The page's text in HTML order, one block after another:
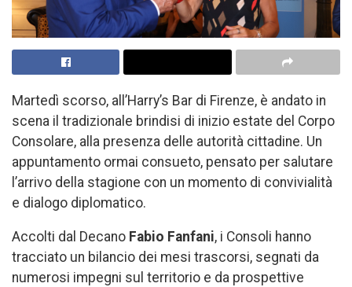
Martedì scorso, all’Harry’s Bar di Firenze, è andato in
scena il tradizionale brindisi di inizio estate del Corpo
Consolare, alla presenza delle autorità cittadine. Un
appuntamento ormai consueto, pensato per salutare
l’arrivo della stagione con un momento di convivialità
e dialogo diplomatico.
Accolti dal Decano Fabio Fanfani, i Consoli hanno
tracciato un bilancio dei mesi trascorsi, segnati da
numerosi impegni sul territorio e da prospettive